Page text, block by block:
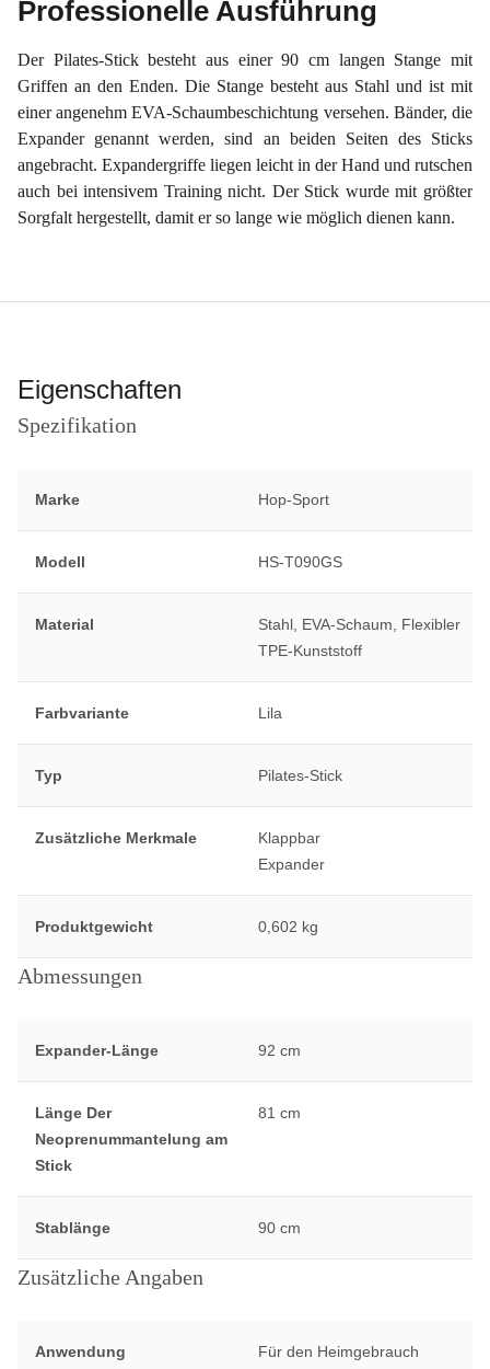
Professionelle Ausführung
Der Pilates-Stick besteht aus einer 90 cm langen Stange mit
Griffen an den Enden. Die Stange besteht aus Stahl und ist mit
einer angenehm EVA-Schaumbeschichtung versehen. Bänder, die
Expander genannt werden, sind an beiden Seiten des Sticks
angebracht. Expandergriffe liegen leicht in der Hand und rutschen
auch bei intensivem Training nicht. Der Stick wurde mit größter
Sorgfalt hergestellt, damit er so lange wie möglich dienen kann.
Eigenschaften
Spezifikation
Marke Hop-Sport
Modell HS-T090GS
Material
Stahl, EVA-Schaum, Flexibler
TPE-Kunststoff
Farbvariante Lila
Typ Pilates-Stick
Zusätzliche Merkmale
Klappbar
Expander
Produktgewicht 0,602 kg
Abmessungen
Expander-Länge 92 cm
Länge Der
Neoprenummantelung am
Stick
81 cm
Stablänge 90 cm
Zusätzliche Angaben
Anwendung Für den Heimgebrauch